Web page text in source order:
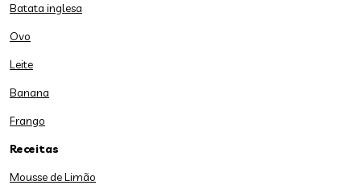
Batata inglesa
Ovo
Leite
Banana
Frango
Receitas
Mousse de Limão